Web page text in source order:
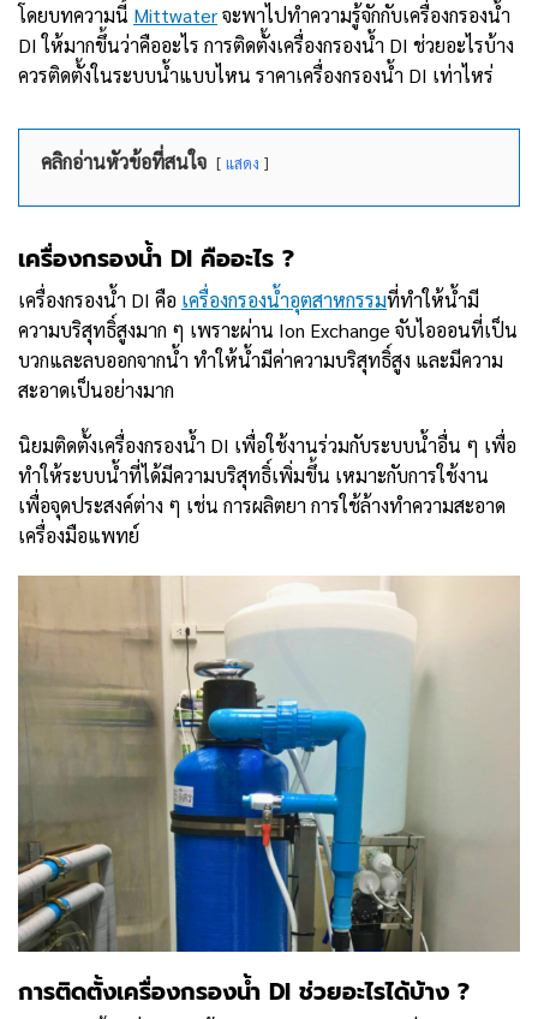
โดยบทความนี้ Mittwaterจะพาไปทำความรู้จักกับเครื่องกรองน้ำ
DI ให้มากขึ้นว่าคืออะไร การติดตั้งเครื่องกรองน้ำ DI ช่วยอะไรบ้าง
ควรติดตั้งในระบบน้ำแบบไหน ราคาเครื่องกรองน้ำ DI เท่าไหร่
คลิกอ่านหัวข้อที่สนใจ แสดง
เครื่องกรองน้ำ DI คืออะไร ?
เครื่องกรองน้ำ DI คือ เครื่องกรองน้ำอุตสาหกรรมที่ทำให้น้ำมี
ความบริสุทธิ์สูงมาก ๆ เพราะผ่าน Ion Exchange จับไอออนที่เป็น
บวกและลบออกจากน้ำ ทำให้น้ำมีค่าความบริสุทธิ์สูง และมีความ
สะอาดเป็นอย่างมาก
นิยมติดตั้งเครื่องกรองน้ำ DI เพื่อใช้งานร่วมกับระบบน้ำอื่น ๆ เพื่อ
ทำให้ระบบน้ำที่ได้มีความบริสุทธิ์เพิ่มขึ้น เหมาะกับการใช้งาน
เพื่อจุดประสงค์ต่าง ๆ เช่น การผลิตยา การใช้ล้างทำความสะอาด
เครื่องมือแพทย์
การติดตั้งเครื่องกรองน้ำ DI ช่วยอะไรได้บ้าง ?